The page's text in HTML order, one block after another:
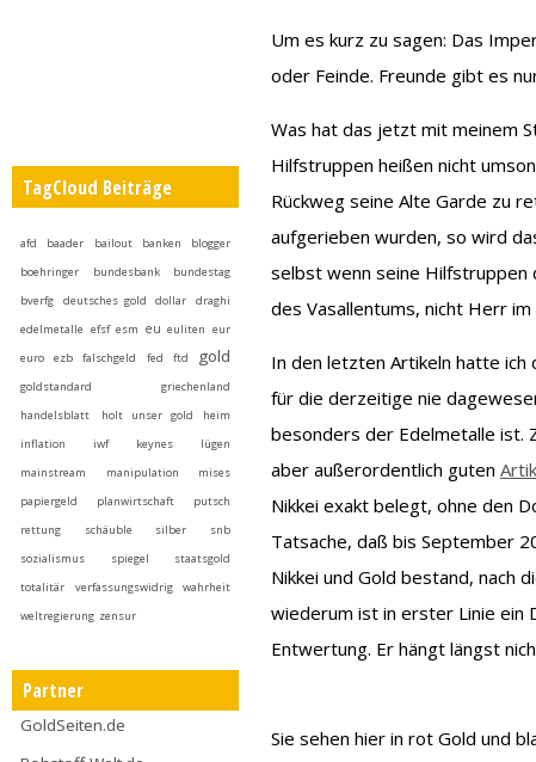
TagCloud Beiträge
afd baader bailout banken
blogger
boehringer
bundesbank
bundestag
bverfg
deutsches gold dollar
draghi
edelmetalle efsf esm eu euliten eur
euro
ezb falschgeld fed ftd gold
goldstandard
griechenland
handelsblatt
holt unser gold heim
inflation
iwf keynes
lügen
mainstream
manipulation
mises
papiergeld
planwirtschaft
putsch
rettung
schäuble silber
snb
sozialismus
spiegel
staatsgold
totalitär
verfassungswidrig
wahrheit
weltregierung zensur
Partner
GoldSeiten.de
Um es kurz zu sagen: Das
oder Feinde. Freunde gibt es
Was hat das jetzt mit meinem
Hilfstruppen heißen nicht
Rückweg seine Alte Garde zu
aufgerieben wurden, so wird
selbst wenn seine Hilfstruppen
des Vasallentums, nicht Herr
In den letzten Artikeln hatte ich
für die derzeitige nie
besonders der Edelmetalle ist.
aber außerordentlich guten
Nikkei exakt belegt, ohne den
Tatsache, daß bis September
Nikkei und Gold bestand, nach
wiederum ist in erster Linie ein
Entwertung. Er hängt längst
Sie sehen hier in rot Gold und